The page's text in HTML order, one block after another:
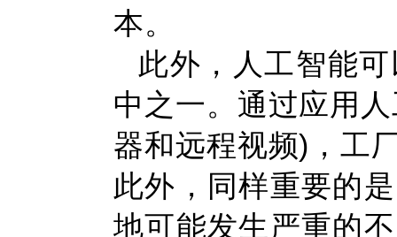
本。
此外，人工智能
中之一。通过应用
器和远程视频)，工
此外，同样重要的
地可能发生严重的